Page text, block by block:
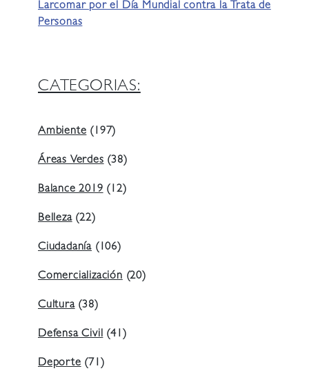
Larcomar por el Día Mundial contra la Trata de
Personas
CATEGORIAS:
Ambiente(197)
Áreas Verdes(38)
Balance 2019(12)
Belleza(22)
Ciudadanía (106)
Comercialización(20)
Cultura(38)
Defensa Civil(41)
Deporte(71)